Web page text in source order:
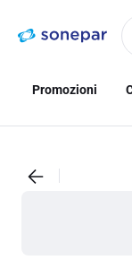
navigazionealla
Promozioni